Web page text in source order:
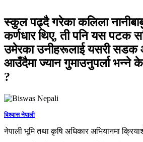
स्कुल पढ्दै गरेका कलिला
कर्णधार थिए, ती पनि यस पटक
उमेरका उनीहरूलाई यसरी सडक
आउँदैमा ज्यान गुमाउनुपर्ला भन्ने के
?
विश्वास नेपाली
नेपाली भूमि तथा कृषि अधिकार अभियानमा